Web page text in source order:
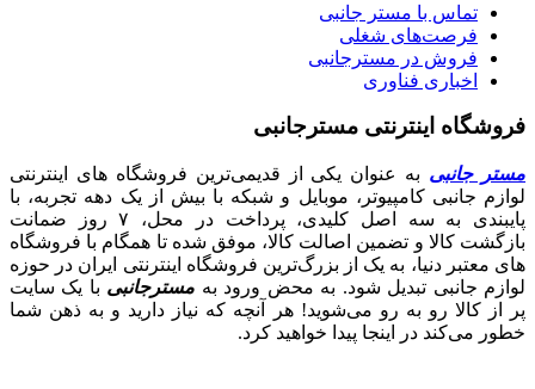
تماس با مستر جانبی
فرصت‌های شغلی
فروش در مسترجانبی
اخباری فناوری
فروشگاه اینترنتی مسترجانبی
مستر جانبی به عنوان یکی از قدیمی‌ترین فروشگاه های اینترنتی
لوازم جانبی کامپیوتر، موبایل و شبکه با بیش از یک دهه تجربه، با
پایبندی به سه اصل کلیدی، پرداخت در محل، ۷ روز ضمانت
بازگشت کالا و تضمین اصالت کالا، موفق شده تا همگام با فروشگاه‌
های معتبر دنیا، به یک از بزرگ‌ترین فروشگاه اینترنتی ایران در حوزه
لوازم جانبی تبدیل شود. به محض ورود به مسترجانبی با یک سایت
پر از کالا رو به رو می‌شوید! هر آنچه که نیاز دارید و به ذهن شما
خطور می‌کند در اینجا پیدا خواهید کرد.